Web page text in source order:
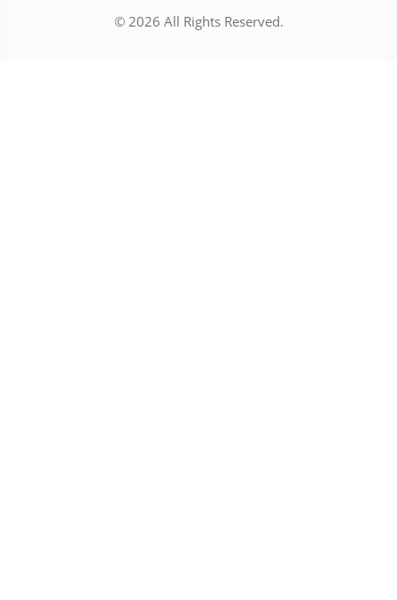
© 2026 All Rights Reserved.